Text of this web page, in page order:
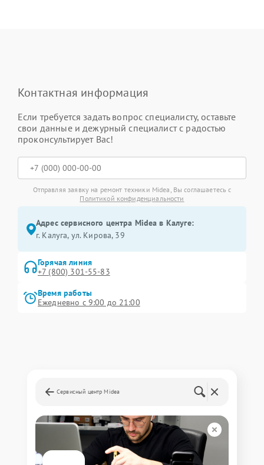
Контактная информация
Если требуется задать вопрос специалисту, оставьте
свои данные и дежурный специалист с радостью
проконсультирует Вас!
Отправляя заявку на ремонт техники Midea, Вы соглашаетесь с
Политикой конфиденциальности
Адрес сервисного центра Midea в Калуге:
г. Калуга, ул. Кирова, 39
Горячая линия
+7 (800) 301-55-83
Время работы
Ежедневно с 9:00 до 21:00
Сервисный центр Midea